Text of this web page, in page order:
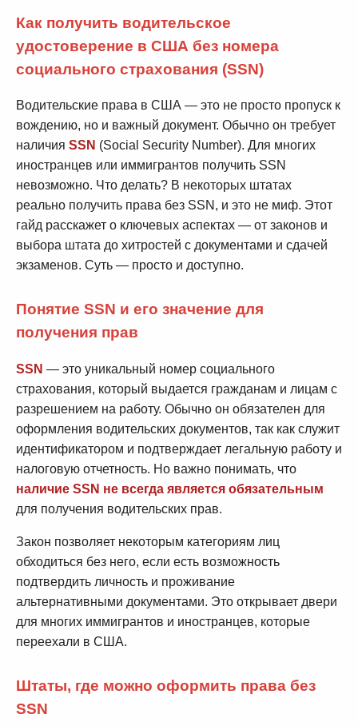
Как получить водительское
удостоверение в США без номера
социального страхования (SSN)
Водительские права в США — это не просто пропуск к
вождению, но и важный документ. Обычно он требует
наличия SSN (Social Security Number). Для многих
иностранцев или иммигрантов получить SSN
невозможно. Что делать? В некоторых штатах
реально получить права без SSN, и это не миф. Этот
гайд расскажет о ключевых аспектах — от законов и
выбора штата до хитростей с документами и сдачей
экзаменов. Суть — просто и доступно.
Понятие SSN и его значение для
получения прав
SSN — это уникальный номер социального
страхования, который выдается гражданам и лицам с
разрешением на работу. Обычно он обязателен для
оформления водительских документов, так как служит
идентификатором и подтверждает легальную работу и
налоговую отчетность. Но важно понимать, что
наличие SSN не всегда является обязательным
для получения водительских прав.
Закон позволяет некоторым категориям лиц
обходиться без него, если есть возможность
подтвердить личность и проживание
альтернативными документами. Это открывает двери
для многих иммигрантов и иностранцев, которые
переехали в США.
Штаты, где можно оформить права без
SSN